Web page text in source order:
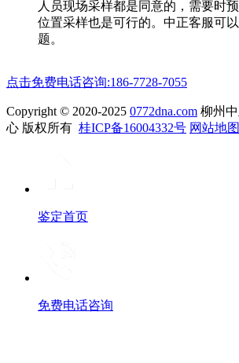
人员现场采样都是同意的，需要时
位置采样也是可行的。中正客服可
题。
点击免费电话咨询:186-7728-7055
Copyright © 2020-2025 0772dna.com 柳州
心 版权所有 桂ICP备16004332号 网站地图
鉴定首页
免费电话咨询